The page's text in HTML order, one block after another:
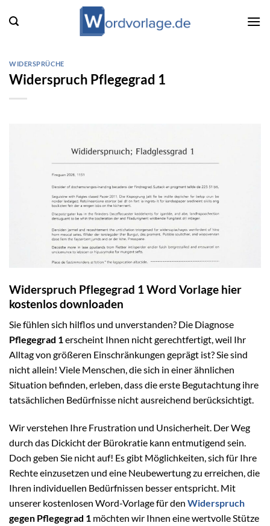
Inhalt
WIDERSPRÜCHE
Widerspruch Pflegegrad 1
Widerspruch Pflegegrad 1 Word Vorlage hier
kostenlos downloaden
Sie fühlen sich hilflos und unverstanden? Die Diagnose
Pflegegrad 1erscheint Ihnen nicht gerechtfertigt, weil Ihr
Alltag von größeren Einschränkungen geprägt ist? Sie sind
nicht allein! Viele Menschen, die sich in einer ähnlichen
Situation befinden, erleben, dass die erste Begutachtung ihre
tatsächlichen Bedürfnisse nicht ausreichend berücksichtigt.
Wir verstehen Ihre Frustration und Unsicherheit. Der Weg
durch das Dickicht der Bürokratie kann entmutigend sein.
Doch geben Sie nicht auf! Es gibt Möglichkeiten, sich für Ihre
Rechte einzusetzen und eine Neubewertung zu erreichen, die
Ihren individuellen Bedürfnissen besser entspricht. Mit
unserer kostenlosen Word-Vorlage für den Widerspruch
gegen Pflegegrad 1 möchten wir Ihnen eine wertvolle Stütze